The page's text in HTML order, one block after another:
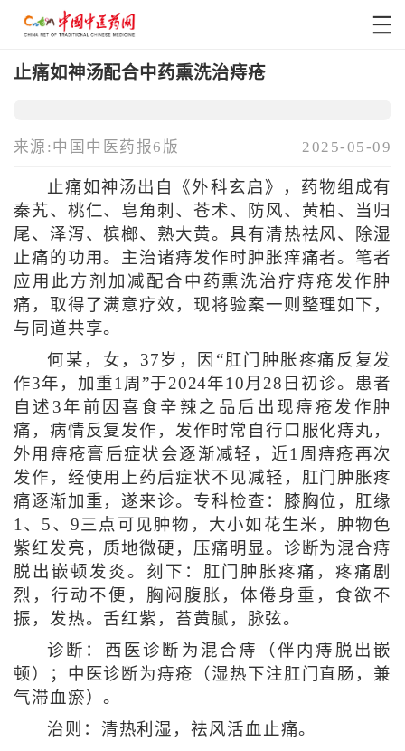
止痛如神汤配合中药熏洗治痔疮
来源:中国中医药报6版 2025-05-09
止痛如神汤出自《外科玄启》，药物组成有
秦艽、桃仁、皂角刺、苍术、防风、黄柏、当归
尾、泽泻、槟榔、熟大黄。具有清热祛风、除湿
止痛的功用。主治诸痔发作时肿胀痒痛者。笔者
应用此方剂加减配合中药熏洗治疗痔疮发作肿
痛，取得了满意疗效，现将验案一则整理如下，
与同道共享。
何某，女，37岁，因“肛门肿胀疼痛反复发
作3年，加重1周”于2024年10月28日初诊。患者
自述3年前因喜食辛辣之品后出现痔疮发作肿
痛，病情反复发作，发作时常自行口服化痔丸，
外用痔疮膏后症状会逐渐减轻，近1周痔疮再次
发作，经使用上药后症状不见减轻，肛门肿胀疼
痛逐渐加重，遂来诊。专科检查：膝胸位，肛缘
1、5、9三点可见肿物，大小如花生米，肿物色
紫红发亮，质地微硬，压痛明显。诊断为混合痔
脱出嵌顿发炎。刻下：肛门肿胀疼痛，疼痛剧
烈，行动不便，胸闷腹胀，体倦身重，食欲不
振，发热。舌红紫，苔黄腻，脉弦。
诊断：西医诊断为混合痔（伴内痔脱出嵌
顿）；中医诊断为痔疮（湿热下注肛门直肠，兼
气滞血瘀）。
治则：清热利湿，祛风活血止痛。